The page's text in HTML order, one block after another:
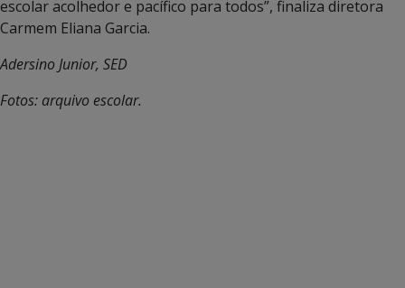
escolar acolhedor e pacífico para todos”, finaliza diretora
Carmem Eliana Garcia.
Adersino Junior, SED
Fotos: arquivo escolar.